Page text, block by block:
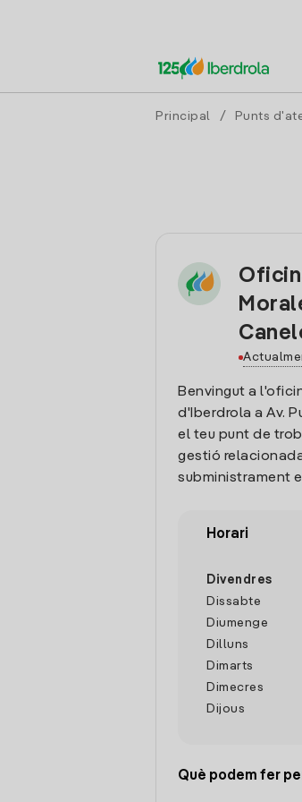
Principal / Punts
Benvingut a
d'Iberdrola a Av.
el teu punt de
gestió
subministrament
Horari
Divendres
Dissabte
Diumenge
Dilluns
Dimarts
Dimecres
Dijous
Què podem fer